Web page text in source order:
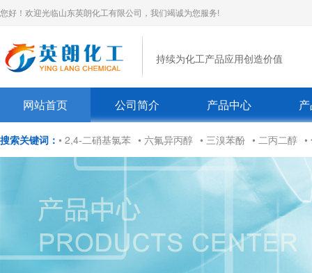
您好！欢迎光临山东英朗化工有限公司，我们竭诚为您服务!
持续为化工产品应用创造价值
网站首页 公司简介 产品中心
搜索关键词： • 2,4-二硝基氯苯 • 六氟异丙醇 • 三溴苯酚 • 二丙二醇 •